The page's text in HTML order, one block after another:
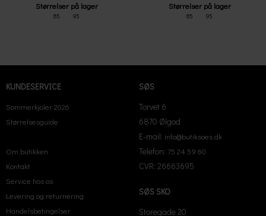
Størrelser på lager
85 95
Størrelser på lager
85 95
KUNDESERVICE
Sommerkjoler 2026
Størrelsesguide
Om butikken
Kontakt
Service hos os
Levering og returnering
Handelsbetingelser
SØS
Torvet 6
6870 Ølgod
E-mail: info@butiksoes.dk
Telefon: 75 24 59 60
CVR: 26663695
SØS SKO
Storegade 20